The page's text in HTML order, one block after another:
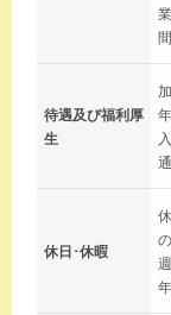
待遇及び福利厚
生
休日･休暇